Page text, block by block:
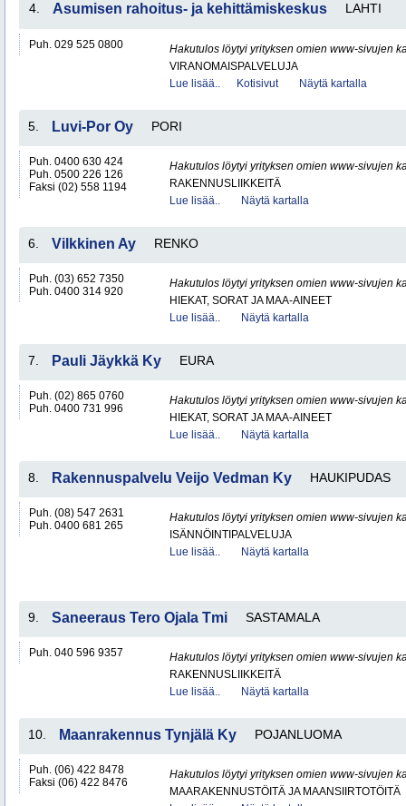
4. Asumisen rahoitus- ja kehittämiskeskus LAHTI
Puh. 029 525 0800
Hakutulos löytyi yrityksen omien www-sivujen
VIRANOMAISPALVELUJA
Lue lisää..
Kotisivut Näytä kartalla
5. Luvi-Por Oy PORI
Puh. 0400 630 424
Puh. 0500 226 126
Faksi (02) 558 1194
Hakutulos löytyi yrityksen omien www-sivujen
RAKENNUSLIIKKEITÄ
Lue lisää..
Näytä kartalla
6. Vilkkinen Ay RENKO
Puh. (03) 652 7350
Puh. 0400 314 920
Hakutulos löytyi yrityksen omien www-sivujen
HIEKAT, SORAT JA MAA-AINEET
Lue lisää..
Näytä kartalla
7. Pauli Jäykkä Ky EURA
Puh. (02) 865 0760
Puh. 0400 731 996
Hakutulos löytyi yrityksen omien www-sivujen
HIEKAT, SORAT JA MAA-AINEET
Lue lisää..
Näytä kartalla
8. Rakennuspalvelu Veijo Vedman Ky HAUKIPUDAS
Puh. (08) 547 2631
Puh. 0400 681 265
Hakutulos löytyi yrityksen omien www-sivujen
ISÄNNÖINTIPALVELUJA
Lue lisää..
Näytä kartalla
9. Saneeraus Tero Ojala Tmi SASTAMALA
Puh. 040 596 9357
Hakutulos löytyi yrityksen omien www-sivujen
RAKENNUSLIIKKEITÄ
Lue lisää..
Näytä kartalla
10. Maanrakennus Tynjälä Ky POJANLUOMA
Puh. (06) 422 8478
Faksi (06) 422 8476
Hakutulos löytyi yrityksen omien www-sivujen
MAARAKENNUSTÖITÄ JA MAANSIIRTOTÖITÄ